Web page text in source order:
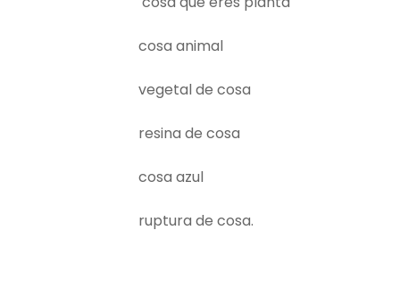
cosa animal
vegetal de cosa
resina de cosa
cosa azul
ruptura de cosa.